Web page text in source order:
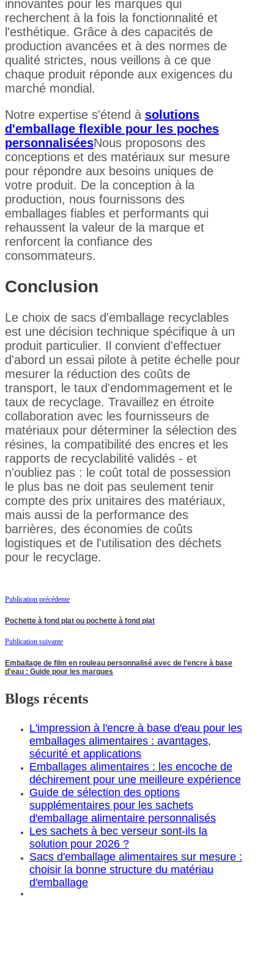
innovantes pour les marques qui
recherchent à la fois la fonctionnalité et
l'esthétique. Grâce à des capacités de
production avancées et à des normes de
qualité strictes, nous veillons à ce que
chaque produit réponde aux exigences du
marché mondial.
Notre expertise s'étend à solutions
d'emballage flexible pour les poches
personnaliséesNous proposons des
conceptions et des matériaux sur mesure
pour répondre aux besoins uniques de
votre produit. De la conception à la
production, nous fournissons des
emballages fiables et performants qui
rehaussent la valeur de la marque et
renforcent la confiance des
consommateurs.
Conclusion
Le choix de sacs d'emballage recyclables
est une décision technique spécifique à un
produit particulier. Il convient d'effectuer
d'abord un essai pilote à petite échelle pour
mesurer la réduction des coûts de
transport, le taux d'endommagement et le
taux de recyclage. Travaillez en étroite
collaboration avec les fournisseurs de
matériaux pour déterminer la sélection des
résines, la compatibilité des encres et les
rapports de recyclabilité validés - et
n'oubliez pas : le coût total de possession
le plus bas ne doit pas seulement tenir
compte des prix unitaires des matériaux,
mais aussi de la performance des
barrières, des économies de coûts
logistiques et de l'utilisation des déchets
pour le recyclage.
Publication précédente
Pochette à fond plat ou pochette à fond plat
Publication suivante
Emballage de film en rouleau personnalisé avec de l'encre à base
d'eau : Guide pour les marques
Blogs récents
L'impression à l'encre à base d'eau pour les
emballages alimentaires : avantages,
sécurité et applications
Emballages alimentaires : les encoche de
déchirement pour une meilleure expérience
Guide de sélection des options
supplémentaires pour les sachets
d'emballage alimentaire personnalisés
Les sachets à bec verseur sont-ils la
solution pour 2026 ?
Sacs d'emballage alimentaires sur mesure :
choisir la bonne structure du matériau
d'emballage